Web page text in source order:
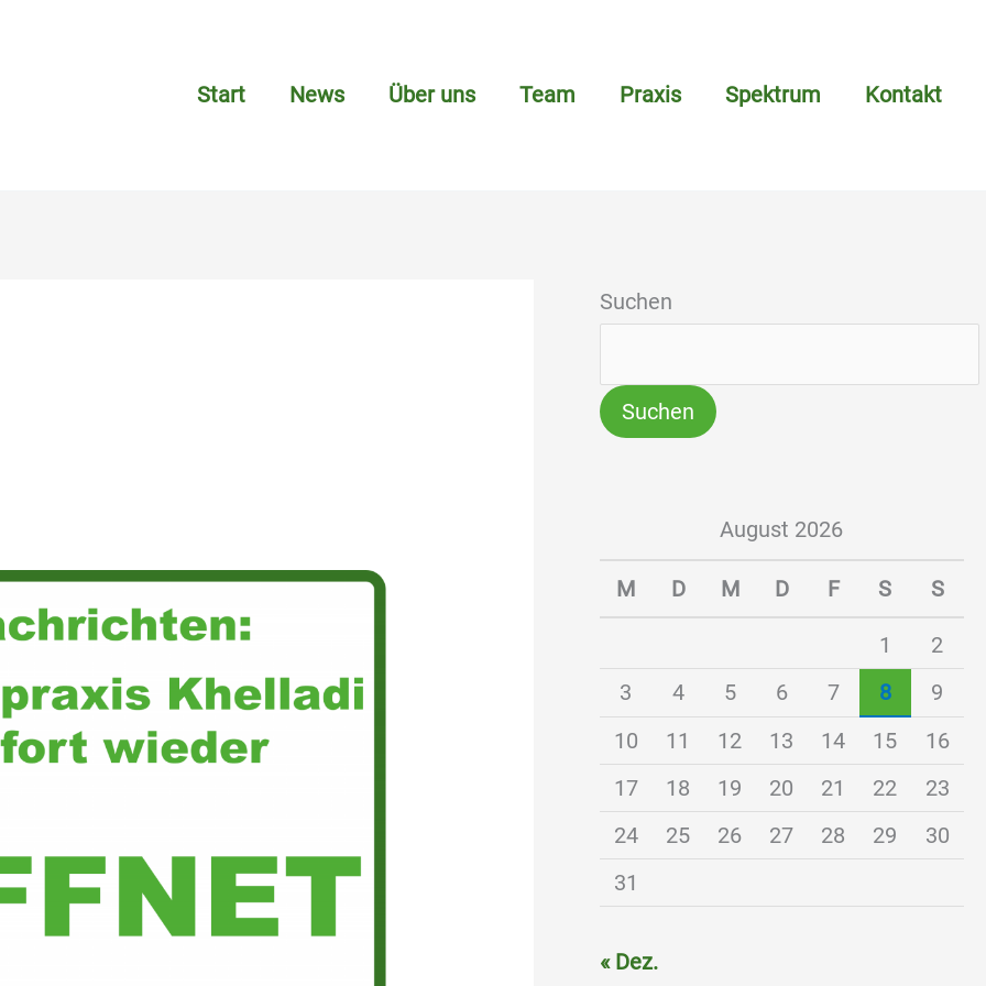
Start News Über uns Team Praxis Spektrum Kontakt
Suchen
Suchen
August 2026
M D M D F S S
1
2
3
4 5 6 7 8
9
10
11 12 13 14 15
16
17
18 19 20 21 22
23
24
25 26 27 28 29
30
31
« Dez.